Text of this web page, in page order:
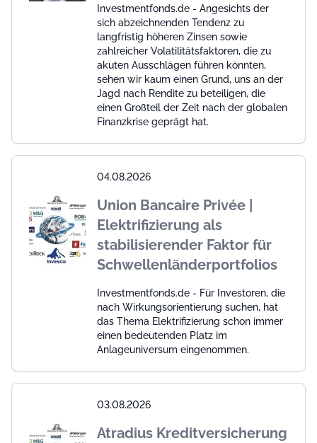
Investmentfonds.de - Angesichts der
sich abzeichnenden Tendenz zu
langfristig höheren Zinsen sowie
zahlreicher Volatilitätsfaktoren, die zu
akuten Ausschlägen führen könnten,
sehen wir kaum einen Grund, uns an der
Jagd nach Rendite zu beteiligen, die
einen Großteil der Zeit nach der globalen
Finanzkrise geprägt hat.
04.08.2026
Union Bancaire Privée |
Elektrifizierung als
stabilisierender Faktor für
Schwellenländerportfolios
Investmentfonds.de - Für Investoren, die
nach Wirkungsorientierung suchen, hat
das Thema Elektrifizierung schon immer
einen bedeutenden Platz im
Anlageuniversum eingenommen.
03.08.2026
Atradius Kreditversicherung